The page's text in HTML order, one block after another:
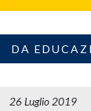
DA
26 Luglio 2019